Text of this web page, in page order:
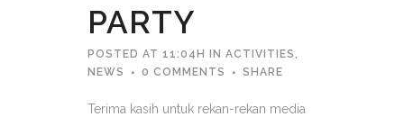
PARTY
POSTED AT 11:04H IN ACTIVITIES,
NEWS
0 COMMENTS SHARE
Terima kasih untuk rekan-rekan media